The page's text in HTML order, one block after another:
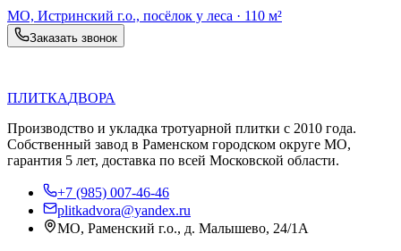
МО, Истринский г.о., посёлок у леса · 110 м²
Заказать звонок
ПЛИТКАДВОРА
Производство и укладка тротуарной плитки с 2010 года.
Собственный завод в Раменском городском округе МО,
гарантия 5 лет, доставка по всей Московской области.
+7 (985) 007-46-46
plitkadvora@yandex.ru
МО, Раменский г.о., д. Малышево, 24/1А